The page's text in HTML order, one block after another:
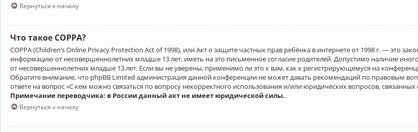
Вернуться к началу
Что такое COPPA?
COPPA (Children’s Online Privacy Protection Act of 1998), или Акт о защите частных прав ребёнка в интернете от 1998 г. — это
информацию от несовершеннолетних младше 13 лет, иметь на это письменное согласие родителей. Допустимо наличие
от несовершеннолетних младше 13 лет. Если вы не уверены, применимо ли это к вам, как к регистрирующемуся на
Обратите внимание, что phpBB Limited администрация данной конференции не может давать рекомендаций по правовым
ответе на вопрос «С кем можно связаться по вопросу некорректного использования и/или юридических вопросов, связанных
Примечание переводчика: в России данный акт не имеет юридической силы..
Вернуться к началу